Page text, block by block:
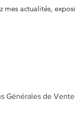
mes actualités,
Générales de Vente